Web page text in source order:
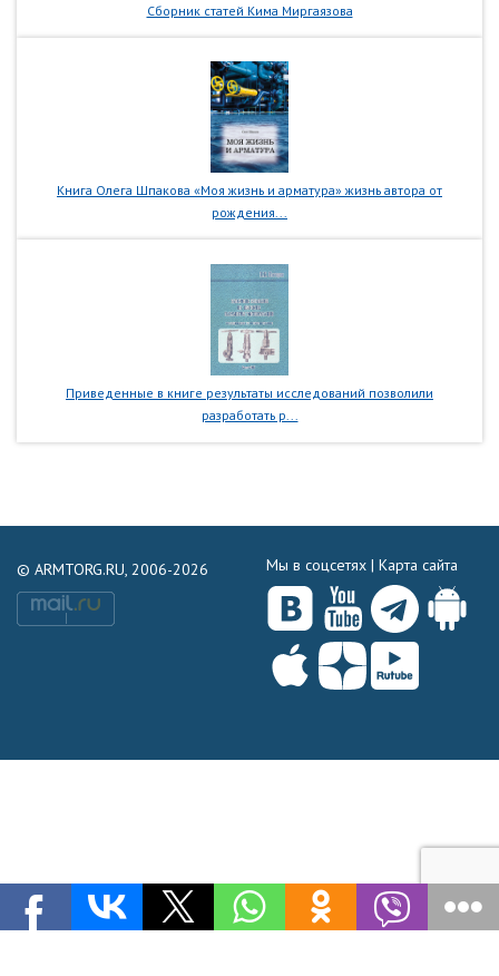
Сборник статей Кима Миргаязова
Книга Олега Шпакова «Моя жизнь и арматура» жизнь автора от
рождения...
Приведенные в книге результаты исследований позволили
разработать р...
© ARMTORG.RU, 2006-2026 Мы в соцсетях | Карта сайта